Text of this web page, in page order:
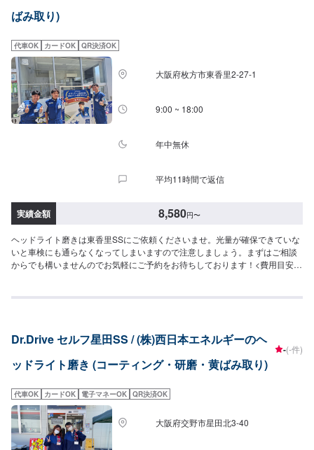
ばみ取り)
代車OK カードOK QR決済OK
大阪府枚方市東香里2-27-1
9:00 ~ 18:00
年中無休
平均11時間で返信
実績金額 8,580円〜
ヘッドライト磨きは東香里SSにご依頼くださいませ。光量が確保できていな
いと車検にも通らなくなってしまいますので注意しましょう。まずはご相談
からでも構いませんのでお気軽にご予約をお待ちしております！<費用目安
Dr.Drive セルフ星田SS / (株)西日本エネルギーのヘ
ッドライト磨き (コーティング・研磨・黄ばみ取り)
-(-件)
代車OK カードOK 電子マネーOK QR決済OK
大阪府交野市星田北3-40